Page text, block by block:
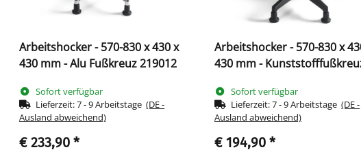
Arbeitshocker - 570-830 x 430 x
430 mm - Alu Fußkreuz 219012
Sofort verfügbar
Lieferzeit:7 - 9 Arbeitstage(DE -
Ausland abweichend)
€ 233,90 *
Arbeitshocker - 570-830 x
430 mm -
Sofort verfügbar
Lieferzeit:7 - 9 Arbeitstage(DE -
Ausland abweichend)
€ 194,90 *